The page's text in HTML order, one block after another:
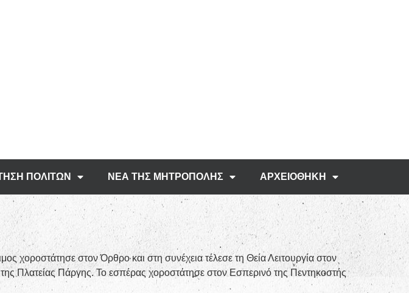
ΠΟΛΙΤΩΝ ΝΕΑ ΤΗΣ ΜΗΤΡΟΠΟΛΗΣ ΑΡΧΕΙΟΘΗΚΗ
χοροστάτησε στον Όρθρο και στη συνέχεια τέλεσε τη Θεία Λειτουργία στον
Πλατείας Πάργης. Το εσπέρας χοροστάτησε στον Εσπερινό της Πεντηκοστής